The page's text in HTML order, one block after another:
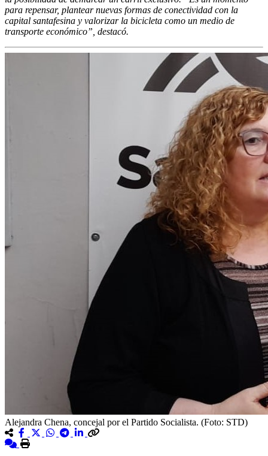
para repensar, plantear nuevas formas de conectividad con la
capital santafesina y valorizar la bicicleta como un medio de
transporte económico”, destacó.
Alejandra Chena, concejal por el Partido Socialista. (Foto: STD)